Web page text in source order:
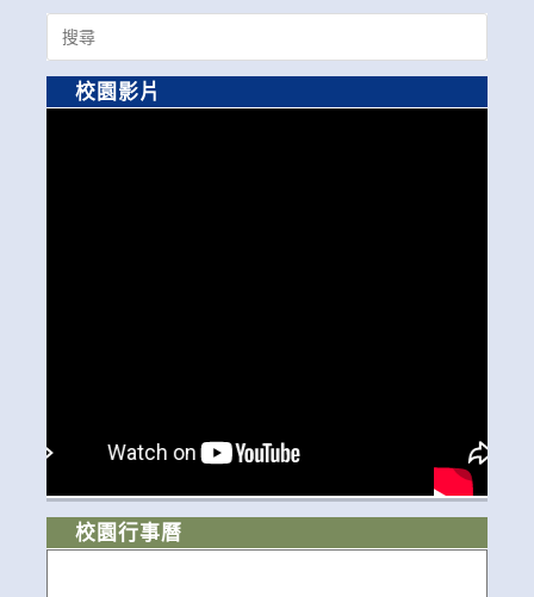
Search
for:
校園影片
校園行事曆